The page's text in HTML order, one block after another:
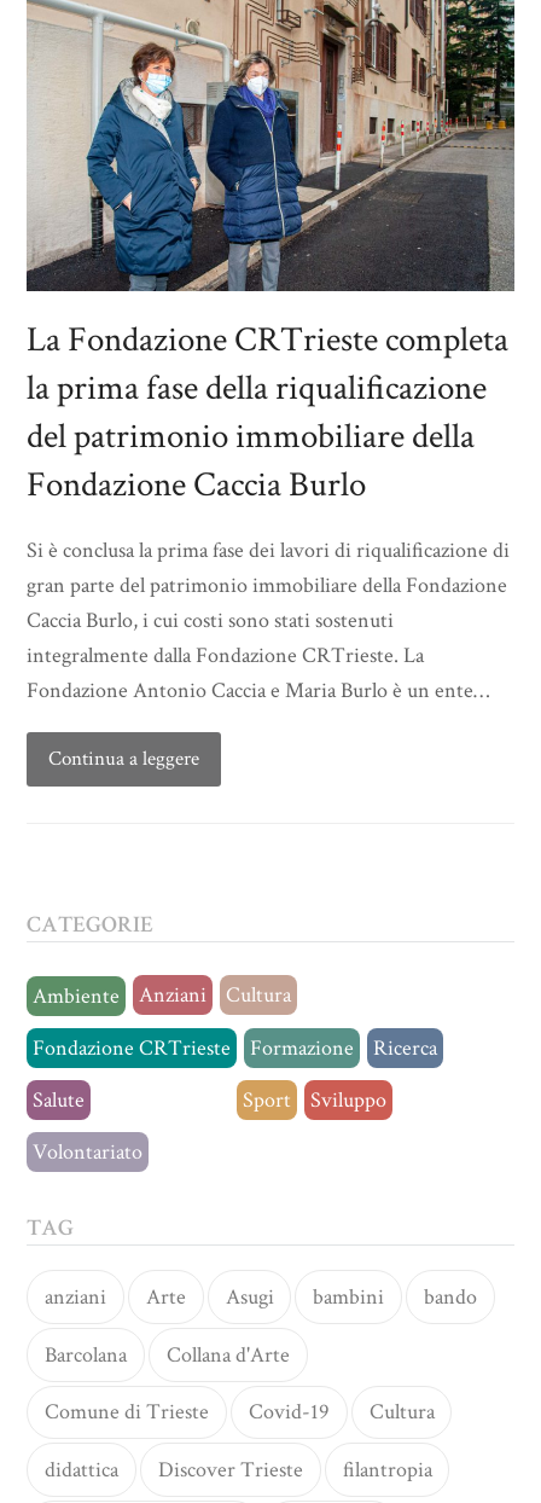
La Fondazione CRTrieste completa
la prima fase della riqualificazione
del patrimonio immobiliare della
Fondazione Caccia Burlo
Si è conclusa la prima fase dei lavori di riqualificazione di
gran parte del patrimonio immobiliare della Fondazione
Caccia Burlo, i cui costi sono stati sostenuti
integralmente dalla Fondazione CRTrieste. La
Fondazione Antonio Caccia e Maria Burlo è un ente…
Continua a leggere
CATEGORIE
Ambiente Anziani
Cultura
Fondazione CRTrieste
Formazione
Ricerca
Salute
Sport
Sviluppo
Volontariato
TAG
anziani Arte Asugi bambini bando
Barcolana Collana d'Arte
Comune di Trieste Covid-19 Cultura
didattica Discover Trieste filantropia